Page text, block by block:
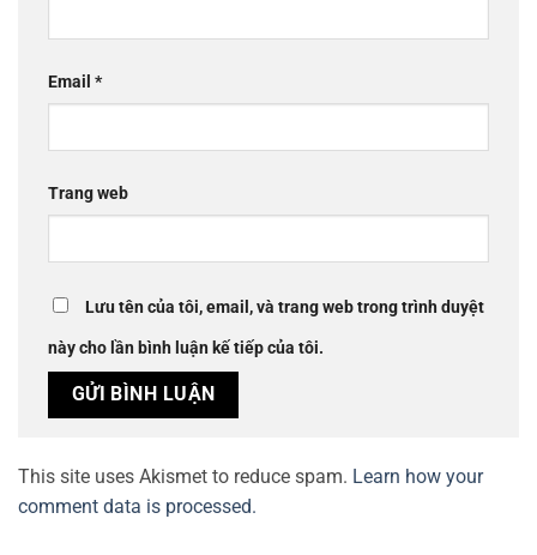
Email *
Trang web
Lưu tên của tôi, email, và trang web trong trình duyệt
này cho lần bình luận kế tiếp của tôi.
This site uses Akismet to reduce spam. Learn how your
comment data is processed.